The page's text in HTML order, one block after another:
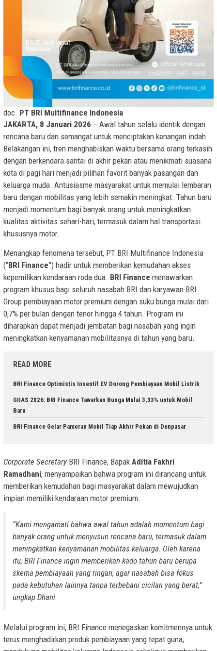
doc. PT BRI Multifinance Indonesia
JAKARTA, 8 Januari 2026 – Awal tahun selalu identik dengan
rencana baru dan semangat untuk menciptakan kenangan indah.
Belakangan ini, tren menghabiskan waktu bersama orang terkasih
dengan berkendara santai di akhir pekan atau menikmati suasana
kota di pagi hari menjadi pilihan favorit banyak pasangan dan
keluarga muda. Antusiasme masyarakat untuk memulai lembaran
baru dengan mobilitas yang lebih semakin meningkat. Tahun baru
menjadi momentum bagi banyak orang untuk meningkatkan
kualitas aktivitas sehari-hari, termasuk dalam hal transportasi
khususnya motor.
Menangkap fenomena tersebut, PT BRI Multifinance Indonesia
(“BRI Finance”) hadir untuk memberikan kemudahan akses
kepemilikan kendaraan roda dua. BRI Finance menawarkan
program khusus bagi seluruh nasabah BRI dan karyawan BRI
Group pembiayaan motor premium dengan suku bunga mulai dari
0,7% per bulan dengan tenor hingga 4 tahun. Program ini
diharapkan dapat menjadi jembatan bagi nasabah yang ingin
meningkatkan kenyamanan mobilitasnya di tahun yang baru.
READ MORE
BRI Finance Optimistis Insentif EV Dorong Pembiayaan Mobil Listrik
GIIAS 2026: BRI Finance Tawarkan Bunga Mulai 3,33% untuk Mobil
Baru
BRI Finance Gelar Pameran Mobil Tiap Akhir Pekan di Denpasar
Corporate Secretary BRI Finance, Bapak Aditia Fakhri
Ramadhani, menyampaikan bahwa program ini dirancang untuk
memberikan kemudahan bagi masyarakat dalam mewujudkan
impian memiliki kendaraan motor premium.
“Kami mengamati bahwa awal tahun adalah momentum bagi
banyak orang untuk menyusun rencana baru, termasuk dalam
meningkatkan kenyamanan mobilitas keluarga. Oleh karena
itu, BRI Finance ingin memberikan kado tahun baru berupa
skema pembiayaan yang ringan, agar nasabah bisa fokus
pada kebutuhan lainnya tanpa terbebani cicilan yang berat,”
ungkap Dhani.
Melalui program ini, BRI Finance menegaskan komitmennya untuk
terus menghadirkan produk pembiayaan yang tepat guna,